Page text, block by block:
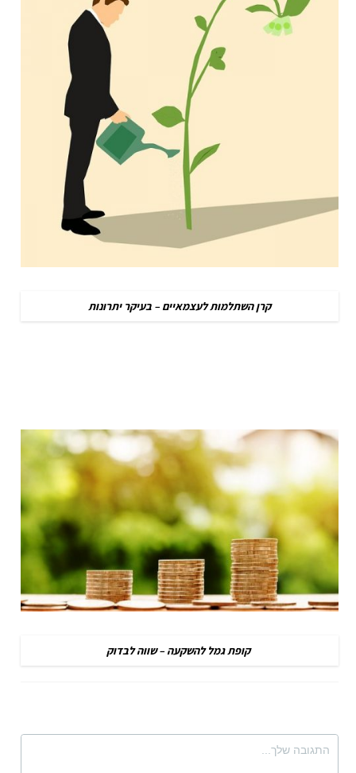
קרן השתלמות לעצמאיים – בעיקר יתרונות
קופת גמל להשקעה – שווה לבדוק